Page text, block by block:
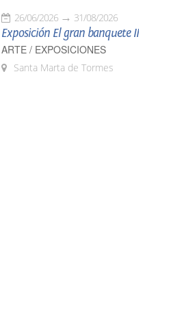
26/06/2026 31/08/2026
Exposición El gran banquete II
ARTE / EXPOSICIONES
Santa Marta de Tormes